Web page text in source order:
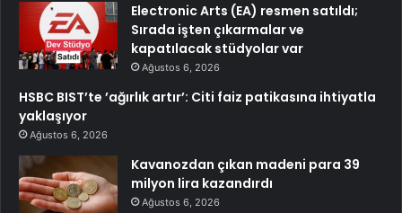
Electronic Arts (EA) resmen satıldı;
Sırada işten çıkarmalar ve
kapatılacak stüdyolar var
Ağustos 6, 2026
HSBC BIST’te ’ağırlık artır’: Citi faiz patikasına ihtiyatla
yaklaşıyor
Ağustos 6, 2026
Kavanozdan çıkan madeni para 39
milyon lira kazandırdı
Ağustos 6, 2026